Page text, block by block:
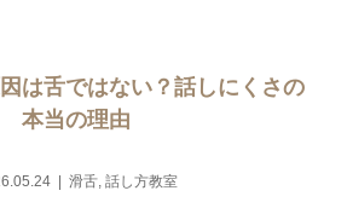
は舌ではない？話しにくさの
本当の理由
滑舌, 話し方教室